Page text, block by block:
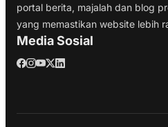
portal berita, majalah dan blog
yang memastikan website lebih
Media Sosial